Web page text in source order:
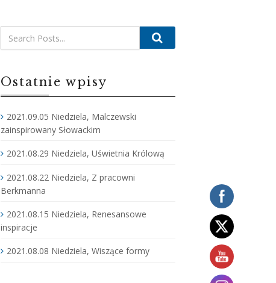
Ostatnie wpisy
2021.09.05 Niedziela, Malczewski
zainspirowany Słowackim
2021.08.29 Niedziela, Uświetnia Królową
2021.08.22 Niedziela, Z pracowni
Berkmanna
2021.08.15 Niedziela, Renesansowe
inspiracje
2021.08.08 Niedziela, Wiszące formy